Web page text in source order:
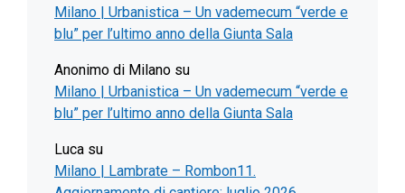
Milano | Urbanistica – Un vademecum “verde e
blu” per l’ultimo anno della Giunta Sala
Anonimo di Milano su
Milano | Urbanistica – Un vademecum “verde e
blu” per l’ultimo anno della Giunta Sala
Luca su
Milano | Lambrate – Rombon11.